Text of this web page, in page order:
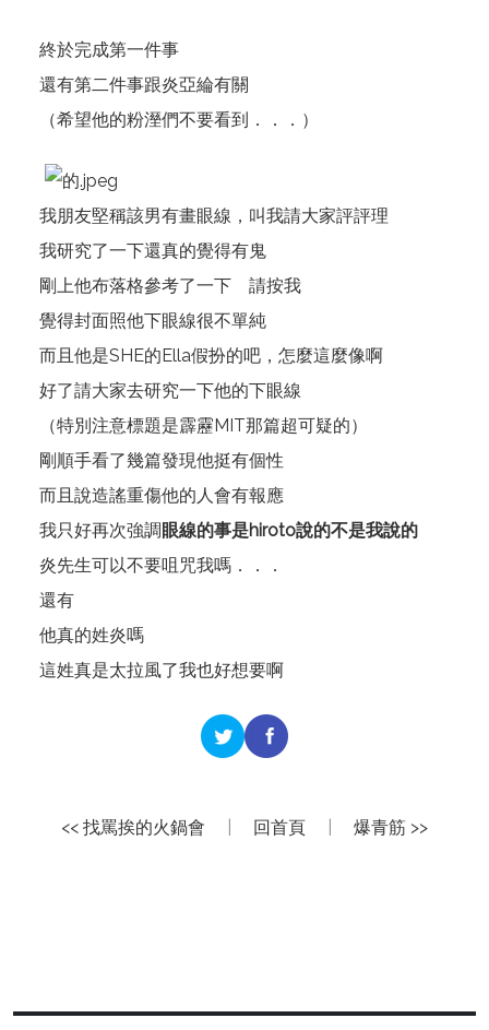
終於完成第一件事
還有第二件事跟炎亞綸有關
（希望他的粉溼們不要看到．．．）
我朋友堅稱該男有畫眼線，叫我請大家評評理
我研究了一下還真的覺得有鬼
剛上他布落格參考了一下 請按我
覺得封面照他下眼線很不單純
而且他是SHE的Ella假扮的吧，怎麼這麼像啊
好了請大家去研究一下他的下眼線
（特別注意標題是霹靂MIT那篇超可疑的）
剛順手看了幾篇發現他挺有個性
而且說造謠重傷他的人會有報應
我只好再次強調眼線的事是hiroto說的不是我說的
炎先生可以不要咀咒我嗎．．．
還有
他真的姓炎嗎
這姓真是太拉風了我也好想要啊
<< 找罵挨的火鍋會 回首頁 爆青筋 >>